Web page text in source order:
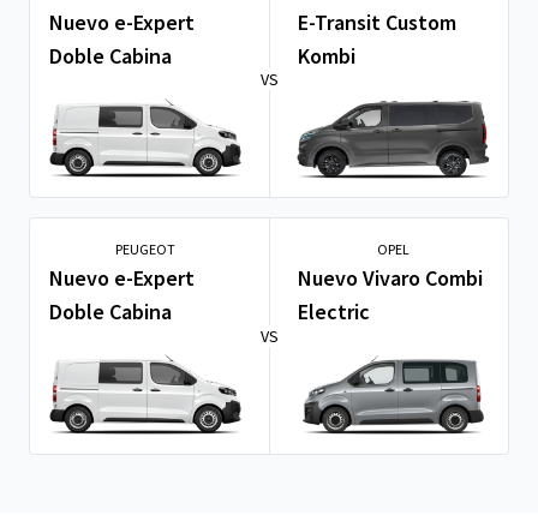
Nuevo e-Expert
Doble Cabina
VS
E-Transit Custom
Kombi
PEUGEOT
Nuevo e-Expert
Doble Cabina
VS
OPEL
Nuevo Vivaro Combi
Electric